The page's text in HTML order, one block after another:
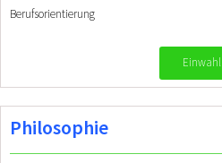
Berufsorientierung
Einwahl
Philosophie